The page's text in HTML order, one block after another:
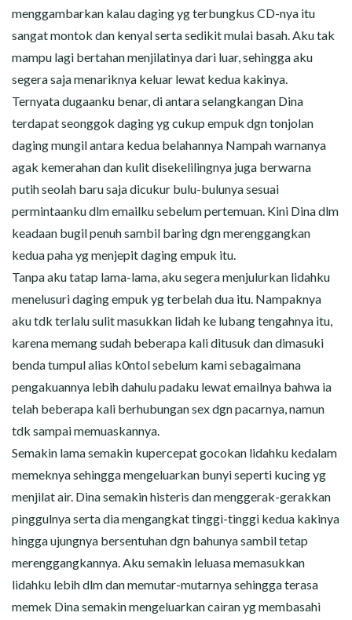
menggambarkan kalau daging yg terbungkus CD-nya itu
sangat montok dan kenyal serta sedikit mulai basah. Aku tak
mampu lagi bertahan menjilatinya dari luar, sehingga aku
segera saja menariknya keluar lewat kedua kakinya.
Ternyata dugaanku benar, di antara selangkangan Dina
terdapat seonggok daging yg cukup empuk dgn tonjolan
daging mungil antara kedua belahannya Nampah warnanya
agak kemerahan dan kulit disekelilingnya juga berwarna
putih seolah baru saja dicukur bulu-bulunya sesuai
permintaanku dlm emailku sebelum pertemuan. Kini Dina dlm
keadaan bugil penuh sambil baring dgn merenggangkan
kedua paha yg menjepit daging empuk itu.
Tanpa aku tatap lama-lama, aku segera menjulurkan lidahku
menelusuri daging empuk yg terbelah dua itu. Nampaknya
aku tdk terlalu sulit masukkan lidah ke lubang tengahnya itu,
karena memang sudah beberapa kali ditusuk dan dimasuki
benda tumpul alias k0ntol sebelum kami sebagaimana
pengakuannya lebih dahulu padaku lewat emailnya bahwa ia
telah beberapa kali berhubungan sex dgn pacarnya, namun
tdk sampai memuaskannya.
Semakin lama semakin kupercepat gocokan lidahku kedalam
memeknya sehingga mengeluarkan bunyi seperti kucing yg
menjilat air. Dina semakin histeris dan menggerak-gerakkan
pinggulnya serta dia mengangkat tinggi-tinggi kedua kakinya
hingga ujungnya bersentuhan dgn bahunya sambil tetap
merenggangkannya. Aku semakin leluasa memasukkan
lidahku lebih dlm dan memutar-mutarnya sehingga terasa
memek Dina semakin mengeluarkan cairan yg membasahi